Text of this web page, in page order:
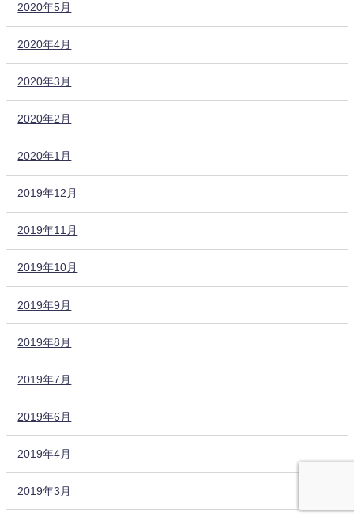
2020年5月
2020年4月
2020年3月
2020年2月
2020年1月
2019年12月
2019年11月
2019年10月
2019年9月
2019年8月
2019年7月
2019年6月
2019年4月
2019年3月